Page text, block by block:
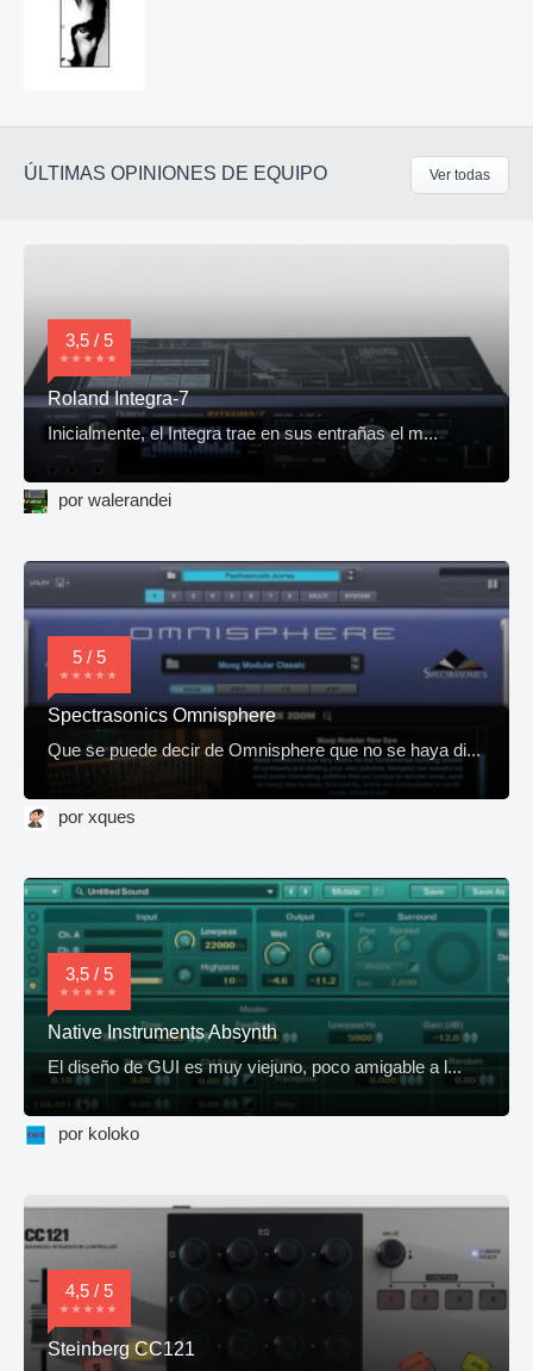
ÚLTIMAS OPINIONES DE EQUIPO Ver todas
3,5 / 5
Roland Integra-7
Inicialmente, el Integra trae en sus entrañas el m...
por walerandei
5 / 5
Spectrasonics Omnisphere
Que se puede decir de Omnisphere que no se haya di...
por xques
3,5 / 5
Native Instruments Absynth
El diseño de GUI es muy viejuno, poco amigable a l...
por koloko
4,5 / 5
Steinberg CC121